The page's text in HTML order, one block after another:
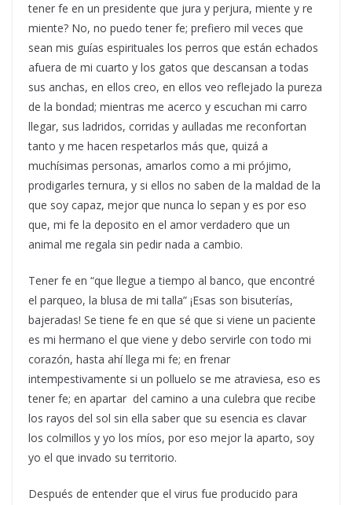
tener fe en un presidente que jura y perjura, miente y re
miente? No, no puedo tener fe; prefiero mil veces que
sean mis guías espirituales los perros que están echados
afuera de mi cuarto y los gatos que descansan a todas
sus anchas, en ellos creo, en ellos veo reflejado la pureza
de la bondad; mientras me acerco y escuchan mi carro
llegar, sus ladridos, corridas y aulladas me reconfortan
tanto y me hacen respetarlos más que, quizá a
muchísimas personas, amarlos como a mi prójimo,
prodigarles ternura, y si ellos no saben de la maldad de la
que soy capaz, mejor que nunca lo sepan y es por eso
que, mi fe la deposito en el amor verdadero que un
animal me regala sin pedir nada a cambio.
Tener fe en “que llegue a tiempo al banco, que encontré
el parqueo, la blusa de mi talla” ¡Esas son bisuterías,
bajeradas! Se tiene fe en que sé que si viene un paciente
es mi hermano el que viene y debo servirle con todo mi
corazón, hasta ahí llega mi fe; en frenar
intempestivamente si un polluelo se me atraviesa, eso es
tener fe; en apartar del camino a una culebra que recibe
los rayos del sol sin ella saber que su esencia es clavar
los colmillos y yo los míos, por eso mejor la aparto, soy
yo el que invado su territorio.
Después de entender que el virus fue producido para